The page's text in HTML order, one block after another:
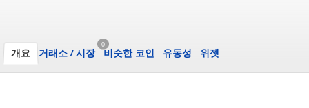
개요 거래소 /시장
0
비슷한 코인 유동성 위젯